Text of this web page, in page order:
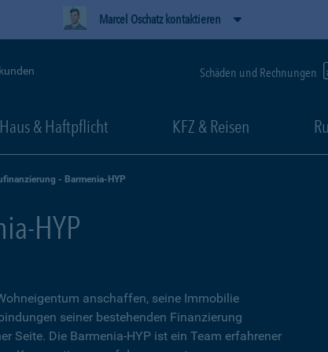
Marcel Oschatz kontaktieren
Schäden und Rechnungen
Haus & Haftpflicht KFZ & Reisen
- Barmenia-HYP
HYP
anschaffen, seine Immobilie
seiner bestehenden Finanzierung
Seite. Die Barmenia-HYP ist ein Team erfahrener